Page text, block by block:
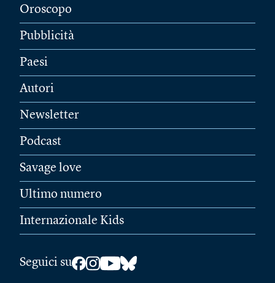
Oroscopo
Pubblicità
Paesi
Autori
Newsletter
Podcast
Savage love
Ultimo numero
Internazionale Kids
Seguici su